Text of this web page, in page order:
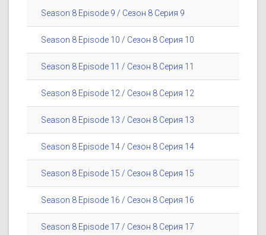
Season 8 Episode 9 / Сезон 8 Серия 9
Season 8 Episode 10 / Сезон 8 Серия 10
Season 8 Episode 11 / Сезон 8 Серия 11
Season 8 Episode 12 / Сезон 8 Серия 12
Season 8 Episode 13 / Сезон 8 Серия 13
Season 8 Episode 14 / Сезон 8 Серия 14
Season 8 Episode 15 / Сезон 8 Серия 15
Season 8 Episode 16 / Сезон 8 Серия 16
Season 8 Episode 17 / Сезон 8 Серия 17